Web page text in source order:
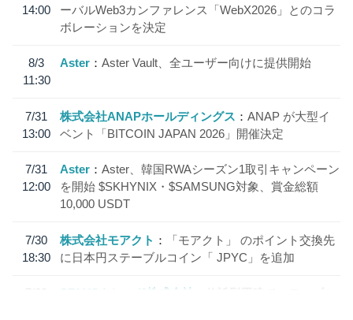
14:00
ーバルWeb3カンファレンス「WebX2026」とのコラ
ボレーションを決定
8/3
11:30
Aster Aster Vault、全ユーザー向けに提供開始
7/31
13:00
株式会社ANAPホールディングス
ANAP が大型イ
ベント「BITCOIN JAPAN 2026」開催決定
7/31
12:00
Aster
Aster、韓国RWAシーズン1取引キャンペーン
を開始 $SKHYNIX・$SAMSUNG対象、賞金総額
10,000 USDT
7/30
18:30
株式会社モアクト
「モアクト」 のポイント交換先
に日本円ステーブルコイン「 JPYC」を追加
7/29
SBI VCトレード株式会社
信託型円建てステーブル